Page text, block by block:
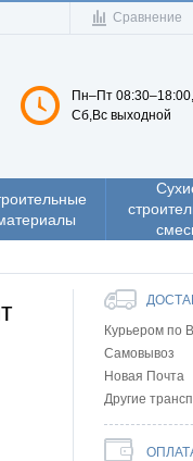
Сравнение
Пн–Пт 08:30–18:00,
Сб,Вс выходной
Курьером по
Самовывоз
Новая Почта
Другие